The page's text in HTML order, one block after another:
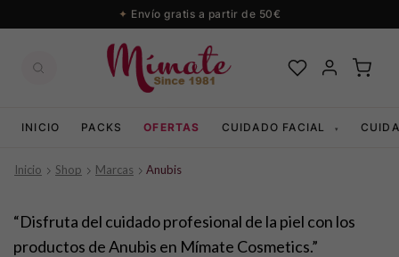
Envío gratis a partir de 50€
INICIO PACKS OFERTAS CUIDADO FACIAL ▾
Inicio Shop Marcas Anubis
“Disfruta del cuidado profesional de la piel con los
productos de Anubis en Mímate Cosmetics.”